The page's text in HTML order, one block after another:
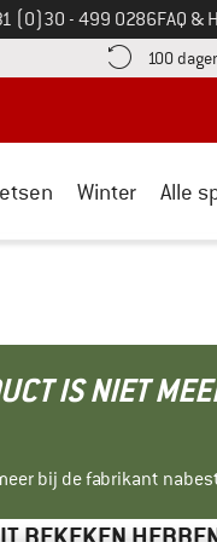
ons op
(0)30 - 499 0286FAQ &
hier! Opent in een
100
Winter Alle
IS NIET
bij de fabrikant